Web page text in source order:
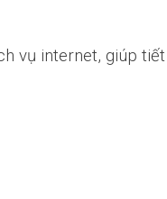
vụ internet, giúp